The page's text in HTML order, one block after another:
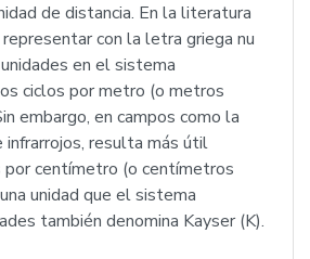
de distancia. En la literatura
con la letra griega nu
en el sistema
ciclos por metro (o metros
embargo, en campos como la
resulta más útil
centímetro (o centímetros
unidad que el sistema
también denomina Kayser (K).